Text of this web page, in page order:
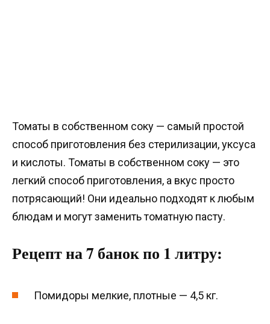
Томаты в собственном соку — самый простой
способ приготовления без стерилизации, уксуса
и кислоты. Томаты в собственном соку — это
легкий способ приготовления, а вкус просто
потрясающий! Они идеально подходят к любым
блюдам и могут заменить томатную пасту.
Рецепт на 7 банок по 1 литру:
Помидоры мелкие, плотные — 4,5 кг.